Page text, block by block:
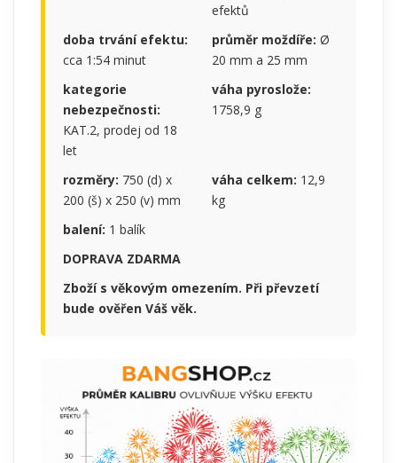
efektů
doba trvání efektu:
cca 1:54 minut
průměr moždíře: Ø
20 mm a 25 mm
kategorie
nebezpečnosti:
KAT.2, prodej od 18
let
váha pyroslože:
1758,9 g
rozměry: 750 (d) x
200 (š) x 250 (v) mm
váha celkem: 12,9
kg
balení: 1 balík
DOPRAVA ZDARMA
Zboží s věkovým omezením. Při převzetí
bude ověřen Váš věk.